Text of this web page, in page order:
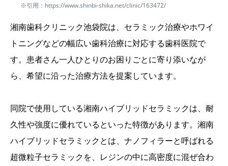
※引用：https://www.shinbi-shika.net/clinic/163472/
湘南歯科クリニック池袋院は、セラミック治療やホワイ
トニングなどの幅広い歯科治療に対応する歯科医院で
す。患者さん一人ひとりのお困りごとに寄り添いなが
ら、希望に沿った治療方法を提案しています。
同院で使用している湘南ハイブリッドセラミックは、耐
久性や強度に優れているといった特徴があります。湘南
ハイブリッドセラミックとは、ナノフィラーと呼ばれる
超微粒子セラミックを、レジンの中に高密度に混ぜ合わ